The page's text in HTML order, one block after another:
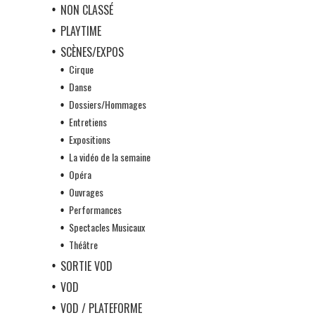
NON CLASSÉ
PLAYTIME
SCÈNES/EXPOS
Cirque
Danse
Dossiers/Hommages
Entretiens
Expositions
La vidéo de la semaine
Opéra
Ouvrages
Performances
Spectacles Musicaux
Théâtre
SORTIE VOD
VOD
VOD / PLATEFORME